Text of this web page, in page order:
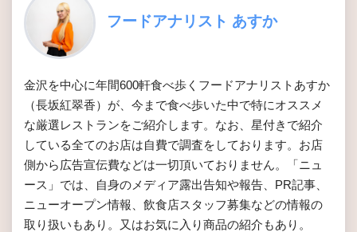
フードアナリスト あすか
金沢を中心に年間600軒食べ歩くフードアナリストあすか
（長坂紅翠香）が、今まで食べ歩いた中で特にオススメ
な厳選レストランをご紹介します。なお、星付きで紹介
している全てのお店は自費で調査をしております。お店
側から広告宣伝費などは一切頂いておりません。「ニュ
ース」では、自身のメディア露出告知や報告、PR記事、
ニューオープン情報、飲食店スタッフ募集などの情報の
取り扱いもあり。又はお気に入り商品の紹介もあり。